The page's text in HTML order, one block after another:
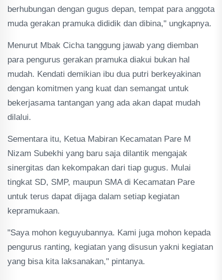
berhubungan dengan gugus depan, tempat para anggota
muda gerakan pramuka dididik dan dibina," ungkapnya.
Menurut Mbak Cicha tanggung jawab yang diemban
para pengurus gerakan pramuka diakui bukan hal
mudah. Kendati demikian ibu dua putri berkeyakinan
dengan komitmen yang kuat dan semangat untuk
bekerjasama tantangan yang ada akan dapat mudah
dilalui.
Sementara itu, Ketua Mabiran Kecamatan Pare M
Nizam Subekhi yang baru saja dilantik mengajak
sinergitas dan kekompakan dari tiap gugus. Mulai
tingkat SD, SMP, maupun SMA di Kecamatan Pare
untuk terus dapat dijaga dalam setiap kegiatan
kepramukaan.
"Saya mohon keguyubannya. Kami juga mohon kepada
pengurus ranting, kegiatan yang disusun yakni kegiatan
yang bisa kita laksanakan," pintanya.